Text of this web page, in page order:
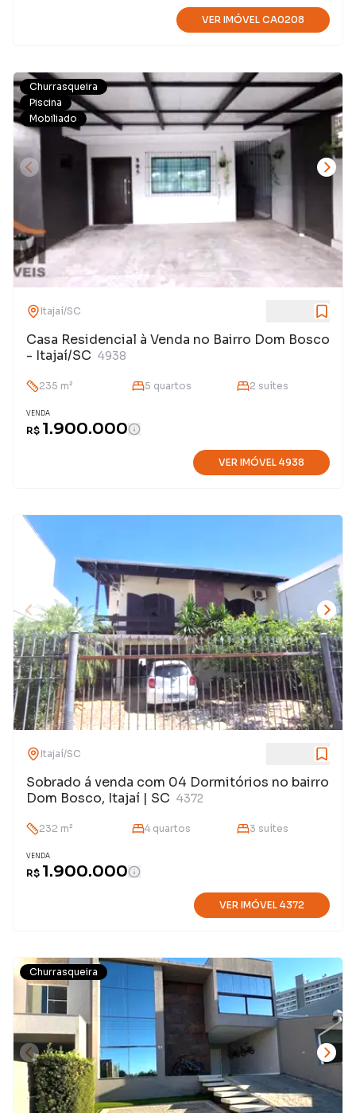
VER IMÓVEL CA0208
Churrasqueira
Piscina
Mobiliado
Itajaí/SC
Casa Residencial à Venda no Bairro Dom Bosco
- Itajaí/SC 4938
235 m² 5 quartos 2 suítes
VENDA
R$ 1.900.000
VER IMÓVEL 4938
Itajaí/SC
Sobrado á venda com 04 Dormitórios no bairro
Dom Bosco, Itajaí | SC 4372
232 m² 4quartos 3 suítes
VENDA
R$ 1.900.000
VER IMÓVEL 4372
Churrasqueira